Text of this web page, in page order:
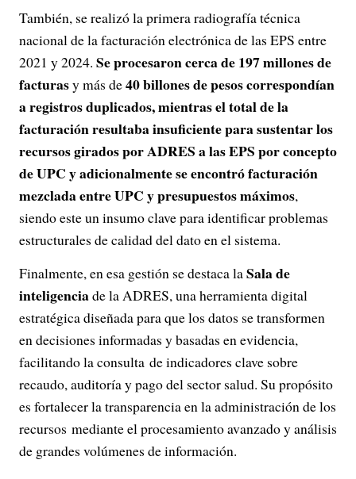
También, se realizó la primera radiografía técnica
nacional de la facturación electrónica de las EPS entre
2021 y 2024. Se procesaron cerca de 197 millones de
facturasy más de40 billones de pesos correspondían
a registros duplicados, mientras el total de la
facturación resultaba insuficiente para sustentar los
recursos girados por ADRES a las EPS por concepto
de UPC y adicionalmente se encontró facturación
mezclada entre UPC y presupuestos máximos,
siendo este un insumo clave para identificar problemas
estructurales de calidad del dato en el sistema.
Finalmente, en esa gestión se destaca laSala de
inteligenciade la ADRES, una herramienta digital
estratégica diseñada para que los datos se transformen
en decisiones informadas y basadas en evidencia,
facilitando la consulta de indicadores clave sobre
recaudo, auditoría y pago del sector salud. Su propósito
es fortalecer la transparencia en la administración de los
recursos mediante el procesamiento avanzado y análisis
de grandes volúmenes de información.